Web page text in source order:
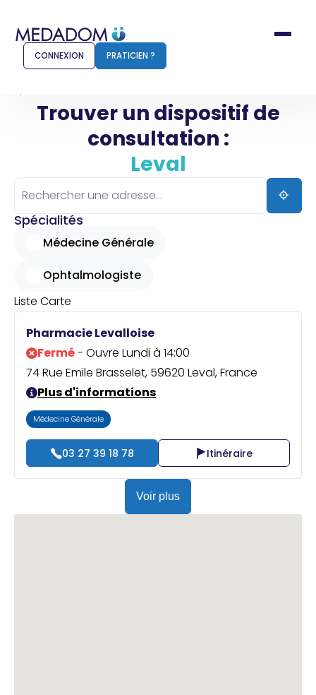
Comment ça marche ?
Pharmacien
Connexion
Praticien ?
CONNEXION PRATICIEN ?
Trouver un dispositif de
consultation :
Leval
Spécialités
Médecine Générale
Ophtalmologiste
Liste Carte
Pharmacie Levalloise
Fermé- Ouvre Lundi à 14:00
74 Rue Emile Brasselet, 59620 Leval, France
Plus d'informations
Médecine Générale
03 27 39 18 78 Itinéraire
Voir plus